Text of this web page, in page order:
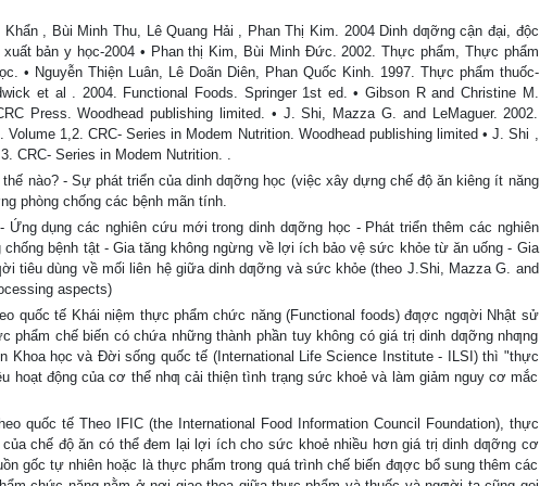
, Bùi Minh Thu, Lê Quang Hải , Phan Thị Kim. 2004 Dinh dƣỡng cận đại, độc
bản y học-2004 • Phan thị Kim, Bùi Minh Đức. 2002. Thực phẩm, Thực phẩm
• Nguyễn Thiện Luân, Lê Doãn Diên, Phan Quốc Kinh. 1997. Thực phẩm thuốc-
et al . 2004. Functional Foods. Springer 1st ed. • Gibson R and Christine M.
Press. Woodhead publishing limited. • J. Shi, Mazza G. and LeMaguer. 2002.
1,2. CRC- Series in Modem Nutrition. Woodhead publishing limited • J. Shi ,
CRC- Series in Modem Nutrition. .
nào? - Sự phát triển của dinh dƣỡng học (việc xây dựng chế độ ăn kiêng ít năng
phòng chống các bệnh mãn tính.
dụng các nghiên cứu mới trong dinh dƣỡng học - Phát triển thêm các nghiên
bệnh tật - Gia tăng không ngừng về lợi ích bảo vệ sức khỏe từ ăn uống - Gia
tiêu dùng về mối liên hệ giữa dinh dƣỡng và sức khỏe (theo J.Shi, Mazza G. and
aspects)
quốc tế Khái niệm thực phẩm chức năng (Functional foods) đƣợc ngƣời Nhật sử
phẩm chế biến có chứa những thành phần tuy không có giá trị dinh dƣỡng nhƣng
Khoa học và Đời sống quốc tế (International Life Science Institute - ILSI) thì "thực
hoạt động của cơ thể nhƣ cải thiện tình trạng sức khoẻ và làm giảm nguy cơ mắc
quốc tế Theo IFIC (the International Food Information Council Foundation), thực
chế độ ăn có thể đem lại lợi ích cho sức khoẻ nhiều hơn giá trị dinh dƣỡng cơ
gốc tự nhiên hoặc là thực phẩm trong quá trình chế biến đƣợc bổ sung thêm các